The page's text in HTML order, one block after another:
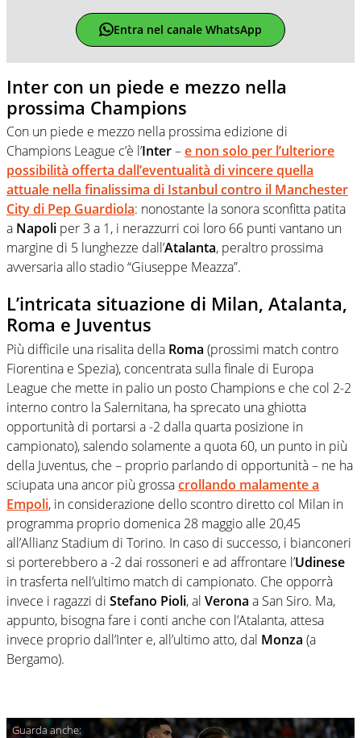
Entra nel canale WhatsApp
Inter con un piede e mezzo nella
prossima Champions
Con un piede e mezzo nella prossima edizione di
Champions League c’è l’Inter–e non solo per l’ulteriore
possibilità offerta dall’eventualità di vincere quella
attuale nella finalissima di Istanbul contro il Manchester
City di Pep Guardiola: nonostante la sonora sconfitta patita
a Napoli per 3 a 1, i nerazzurri coi loro 66 punti vantano un
margine di 5 lunghezze dall’Atalanta, peraltro prossima
avversaria allo stadio “Giuseppe Meazza”.
L’intricata situazione di Milan, Atalanta,
Roma e Juventus
Più difficile una risalita della Roma (prossimi match contro
Fiorentina e Spezia), concentrata sulla finale di Europa
League che mette in palio un posto Champions e che col 2-2
interno contro la Salernitana, ha sprecato una ghiotta
opportunità di portarsi a -2 dalla quarta posizione in
campionato), salendo solamente a quota 60, un punto in più
della Juventus, che – proprio parlando di opportunità – ne ha
sciupata una ancor più grossacrollando malamente a
Empoli, in considerazione dello scontro diretto col Milan in
programma proprio domenica 28 maggio alle 20,45
all’Allianz Stadium di Torino. In caso di successo, i bianconeri
si porterebbero a -2 dai rossoneri e ad affrontare l’Udinese
in trasferta nell’ultimo match di campionato. Che opporrà
invece i ragazzi di Stefano Pioli, al Verona a San Siro. Ma,
appunto, bisogna fare i conti anche con l’Atalanta, attesa
invece proprio dall’Inter e, all’ultimo atto, dal Monza (a
Bergamo).